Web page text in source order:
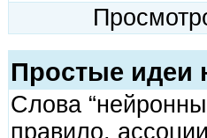
Простые идеи
Слова
правило,